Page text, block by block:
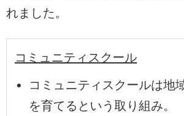
れました。
コミュニティスクール
コミュニティスクールは地
を育てるという取り組み。